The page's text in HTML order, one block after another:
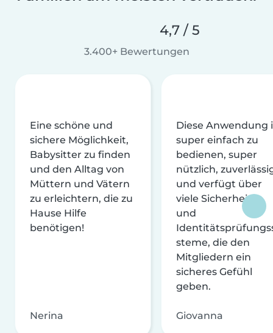
4,7 / 5
3.400+ Bewertungen
Eine schöne und
sichere Möglichkeit,
Babysitter zu finden
und den Alltag von
Müttern und Vätern
zu erleichtern, die zu
Hause Hilfe
benötigen!
Nerina
Diese Anwendung
super einfach zu
bedienen, super
nützlich,
und verfügt über
viele Sicherheits-
und
steme, die den
Mitgliedern ein
sicheres Gefühl
geben.
Giovanna